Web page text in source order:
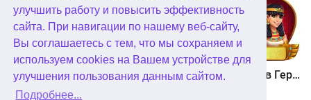
улучшить работу и повысить эффективность
сайта. При навигации по нашему веб-сайту,
Вы соглашаетесь с тем, что мы сохраняем и
используем cookies на Вашем устройстве для
улучшения пользования данным сайтом.
Подробнее...
Кладоискатели. Снежная королева. Коллекционное издание Алисия Квотермейн 3. Тайна пылающего золота. Коллекционное издание 12 подвигов Геракла. Как я встретил Мегару. Коллекционное издание